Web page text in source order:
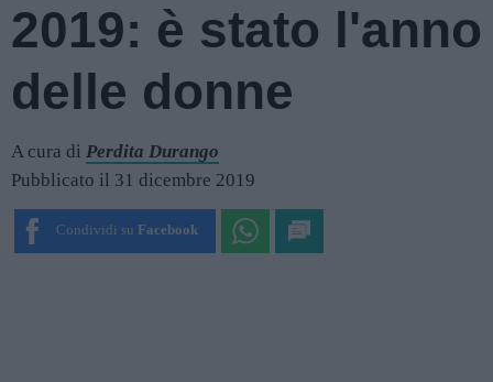
2019: è stato l'anno
delle donne
A cura di Perdita Durango
Pubblicato il 31 dicembre 2019
Condividi su Facebook